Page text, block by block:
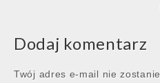
Dodaj komentarz
Twój adres e-mail nie